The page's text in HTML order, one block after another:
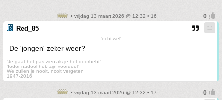
• vrijdag 13 maart 2026 @ 12:32 • 16
Red_85
'echt wel'
De 'jongen' zeker weer?
'Je gaat het pas zien als je het doorhebt'
'Ieder nadeel heb zijn voordeel'
We zullen je nooit, nooit vergeten
1947-2016
• vrijdag 13 maart 2026 @ 12:32 • 17